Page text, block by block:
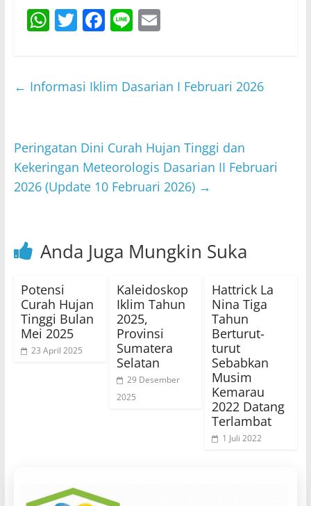
W
s
p
T
er
F
e
o
k
Li E
l
← Informasi Iklim Dasarian I Februari 2026
Peringatan Dini Curah Hujan Tinggi dan
Kekeringan Meteorologis Dasarian II Februari
2026 (Update 10 Februari 2026) →
Anda Juga Mungkin Suka
Potensi
Curah Hujan
Tinggi Bulan
Mei 2025
23 April 2025
Kaleidoskop
Iklim Tahun
2025,
Provinsi
Sumatera
Selatan
29 Desember
2025
Hattrick La
Nina Tiga
Tahun
Berturut-
turut
Sebabkan
Musim
Kemarau
2022 Datang
Terlambat
1 Juli 2022